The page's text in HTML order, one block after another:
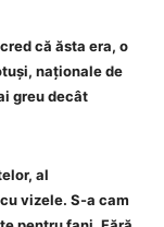
că ăsta era, o
naționale de
greu decât
al
vizele. S-a cam